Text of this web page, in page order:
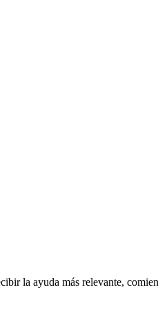
la ayuda más relevante,